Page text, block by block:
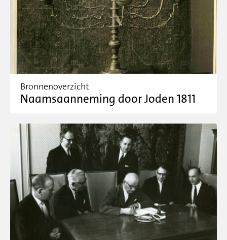
Bronnenoverzicht
Naamsaanneming door Joden 1811